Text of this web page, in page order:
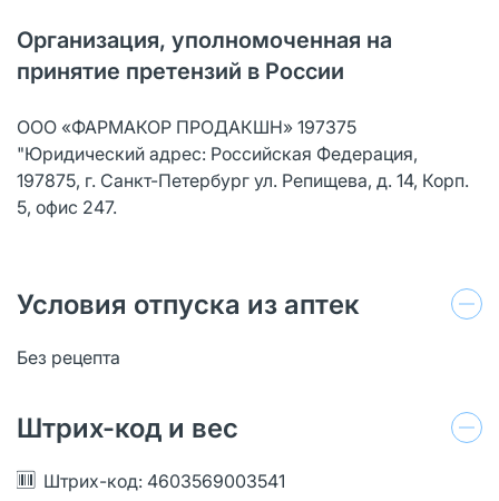
Организация, уполномоченная на
принятие претензий в России
ООО «ФАРМАКОР ПРОДАКШН» 197375
"Юридический адрес: Российская Федерация,
197875, г. Санкт-Петербург ул. Репищева, д. 14, Корп.
5, офис 247.
Условия отпуска из аптек
Без рецепта
Штрих-код и вес
Штрих-код: 4603569003541